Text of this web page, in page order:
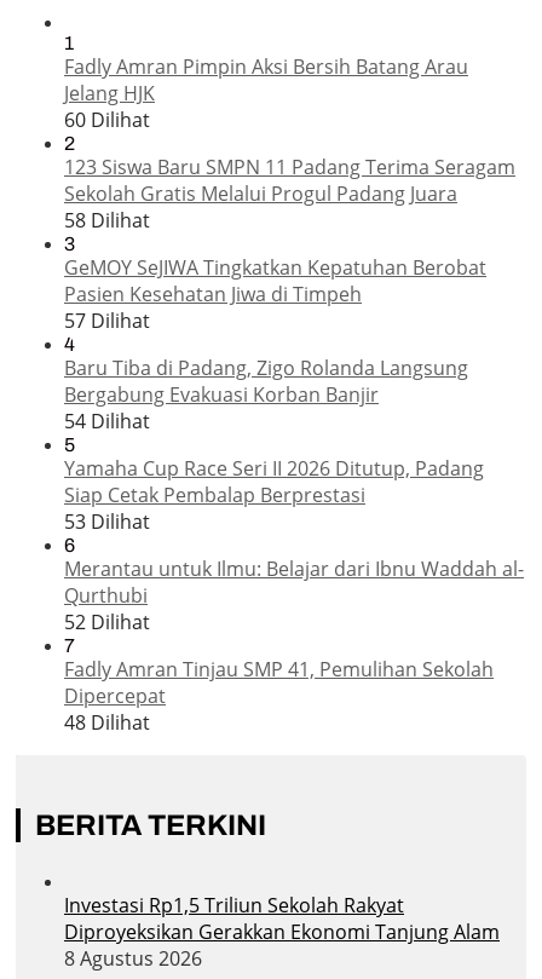
1
Fadly Amran Pimpin Aksi Bersih Batang Arau
Jelang HJK
60 Dilihat
2
123 Siswa Baru SMPN 11 Padang Terima Seragam
Sekolah Gratis Melalui Progul Padang Juara
58 Dilihat
3
GeMOY SeJIWA Tingkatkan Kepatuhan Berobat
Pasien Kesehatan Jiwa di Timpeh
57 Dilihat
4
Baru Tiba di Padang, Zigo Rolanda Langsung
Bergabung Evakuasi Korban Banjir
54 Dilihat
5
Yamaha Cup Race Seri II 2026 Ditutup, Padang
Siap Cetak Pembalap Berprestasi
53 Dilihat
6
Merantau untuk Ilmu: Belajar dari Ibnu Waddah al-
Qurthubi
52 Dilihat
7
Fadly Amran Tinjau SMP 41, Pemulihan Sekolah
Dipercepat
48 Dilihat
BERITA TERKINI
Investasi Rp1,5 Triliun Sekolah Rakyat
Diproyeksikan Gerakkan Ekonomi Tanjung Alam
8 Agustus 2026